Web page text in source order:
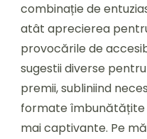
evenimentul
Dungeon:
reacții
comunității,
sugestii,
tendințe
combinație de
atât aprecierea
provocările de
sugestii diverse
premii, subliniind
formate îmbunătățite
mai captivante. Pe